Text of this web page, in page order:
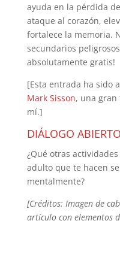
ayuda en la pérdida
ataque al corazón,
fortalece la memoria.
secundarios
absolutamente gratis!
[Esta entrada ha sido
Mark Sisson, una
mí.]
DIÁLOGO ABIERTO
¿Qué otras
adulto que te hacen
mentalmente?
[Créditos: Imagen de
artículo con elementos